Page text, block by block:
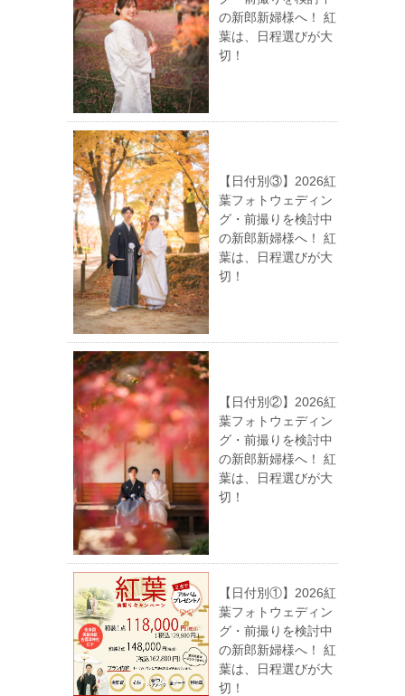
の新郎新婦様へ！ 紅
葉は、日程選びが大
切！
【日付別③】2026紅
葉フォトウェディン
グ・前撮りを検討中
の新郎新婦様へ！ 紅
葉は、日程選びが大
切！
【日付別②】2026紅
葉フォトウェディン
グ・前撮りを検討中
の新郎新婦様へ！ 紅
葉は、日程選びが大
切！
【日付別①】2026紅
葉フォトウェディン
グ・前撮りを検討中
の新郎新婦様へ！ 紅
葉は、日程選びが大
切！